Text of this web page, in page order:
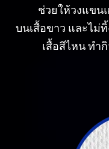
ช่วยให้วงแขน
บนเสื้อขาว และไม่
เสื้อสีไหนทำ